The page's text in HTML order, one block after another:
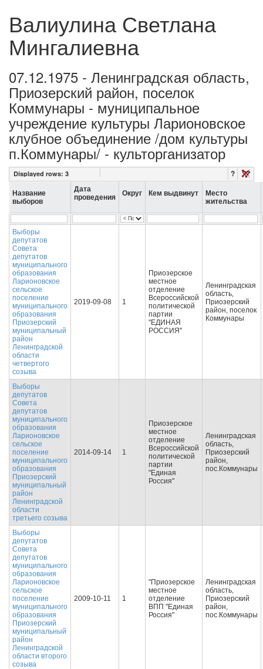
Валиулина Светлана
Мингалиевна
07.12.1975 - Ленинградская область,
Приозерский район, поселок
Коммунары - муниципальное
учреждение культуры Ларионовское
клубное объединение /дом культуры
п.Коммунары/ - культорганизатор
Displayed rows: 3 ?
Название
выборов
Дата
проведения
Округ Кем выдвинут
Место
жительства
Выборы
депутатов
Совета
депутатов
муниципального
образования
Ларионовское
сельское
поселение
муниципального
образования
Приозерский
муниципальный
район
Ленинградской
области
четвертого
созыва
2019-09-08 1
Приозерское
местное
отделение
Всероссийской
политической
партии
"ЕДИНАЯ
РОССИЯ"
Ленинградская
область,
Приозерский
район, поселок
Коммунары
Выборы
депутатов
Совета
депутатов
муниципального
образования
Ларионовское
сельское
поселение
муниципального
образования
Приозерский
муниципальный
район
Ленинградской
области
третьего созыва
2014-09-14 1
Приозерское
местное
отделение
Всероссийской
политической
партии
"Единая
Россия"
Ленинградская
область,
Приозерский
район,
пос.Коммунары
Выборы
депутатов
Совета
депутатов
муниципального
образования
Ларионовское
сельское
поселение
муниципального
образования
Приозерский
муниципальный
район
Ленинградской
области второго
созыва
2009-10-11 1
"Приозерское
местное
отделение
ВПП "Единая
Россия"
Ленинградская
область,
Приозерский
район,
пос.Коммунары